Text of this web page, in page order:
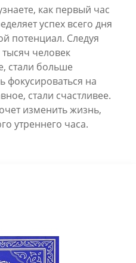
как первый час
успех всего дня
потенциал. Следуя
тысяч человек
стали больше
фокусироваться на
стали счастливее.
изменить жизнь,
утреннего часа.